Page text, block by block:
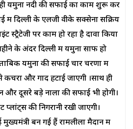
यमुना नदी की सफाई का काम शुरू कर
में दिल्ली के एलजी वीके सक्सेना सक्रिय
स्ट्रैटेजी पर काम हो रहा है दावा किया
के अंदर दिल्ली में यमुना साफ हो
यमुना की सफाई चार चरणों में
और गाद हटाई जाएगी ।साथ ही
और दूसरे बड़े नालों की सफाई भी होगी।
की निगरानी रखी जाएगी।
मुख्यमंत्री बन गई हैं रामलीला मैदान में